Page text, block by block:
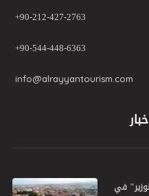
+90-212-427-2763
+90-544-448-6363
info@alrayyantourism.com
في